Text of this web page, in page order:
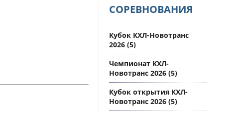
СОРЕВНОВАНИЯ
Кубок КХЛ-Новотранс
2026 (5)
Чемпионат КХЛ-
Новотранс 2026 (5)
Кубок открытия КХЛ-
Новотранс 2026 (5)